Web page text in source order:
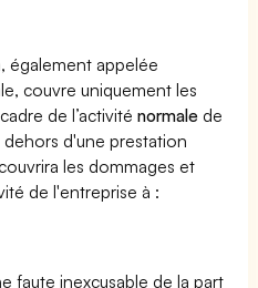
également appelée
couvre uniquement les
de l’activiténormale de
d'une prestation
les dommages et
de l'entreprise à :
faute inexcusable de la part